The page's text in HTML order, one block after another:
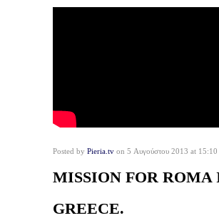
Posted by Pieria.tv on 5 Αυγούστου 2013 at 15:10
MISSION FOR ROMA
GREECE.